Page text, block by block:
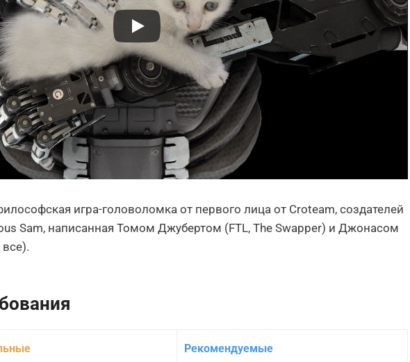
игра-головоломка от первого лица от Croteam, создателей
Sam, написанная Томом Джубертом (FTL, The Swapper) и Джонасом
Рекомендуемые